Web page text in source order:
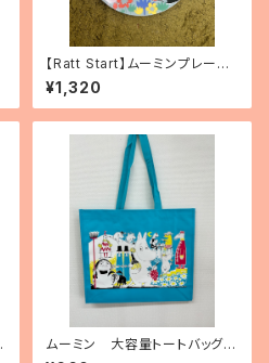
【Ratt Start】ムーミンプレート
「Festivities」
¥1,320
ムーミン 大容量トートバッグ